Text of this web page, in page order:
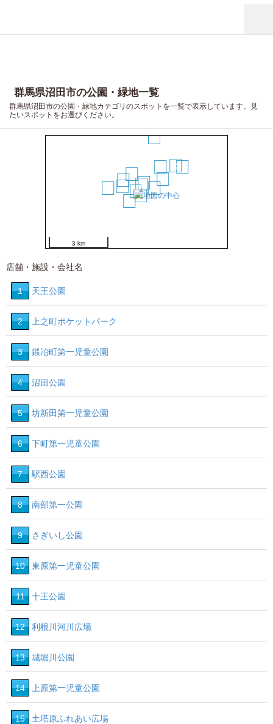
群馬県沼田市の公園・緑地一覧
群馬県沼田市の公園・緑地カテゴリのスポットを一覧で表示しています。見
たいスポットをお選びください。
12
3
4
5
6
7
9
10
13
15
3 km
店舗・施設・会社名
1 天王公園
2 上之町ポケットパーク
3 鍛冶町第一児童公園
4 沼田公園
5 坊新田第一児童公園
6 下町第一児童公園
7 駅西公園
8 南部第一公園
9 さぎいし公園
10 東原第一児童公園
11 十王公園
12 利根川河川広場
13 城堀川公園
14 上原第一児童公園
15 土塔原ふれあい広場